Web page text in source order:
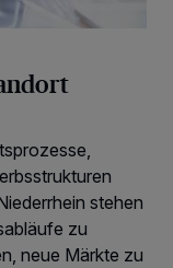
stehen
zu
neue Märkte zu